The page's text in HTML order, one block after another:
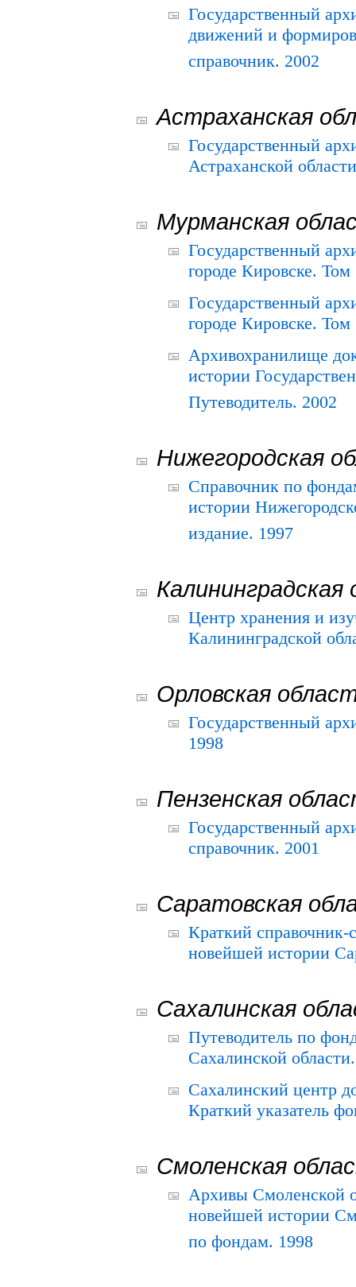
Государственный
движений и
справочник. 2002
Астраханская
Государственный
Астраханской
Мурманская
Государственный
городе Кировске.
Государственный
городе Кировске.
Архивохранилище
истории
Путеводитель. 2002
Нижегородская
Справочник по
истории
издание. 1997
Калининградская
Центр хранения и
Калининградской
Орловская
Государственный
1998
Пензенская
Государственный
справочник. 2001
Саратовская
Краткий
новейшей истории
Сахалинская
Путеводитель по
Сахалинской
Сахалинский центр
Краткий указатель
Смоленская
Архивы Смоленской
новейшей истории
по фондам. 1998